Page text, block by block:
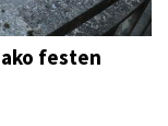
festen